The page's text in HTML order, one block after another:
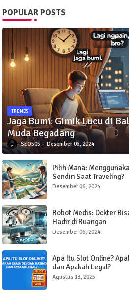
POPULAR POSTS
TRENDS
Jaga Bumi: Gimik Lucu di
Muda Begadang
SEO505 Desember 06, 2024
Pilih Mana:
Sendiri Saat Traveling?
Desember 06, 2024
Robot Medis: Dokter
Hadir di Ruangan
Desember 06, 2024
Apa Itu Slot Online?
dan Apakah Legal?
Agustus 13, 2025